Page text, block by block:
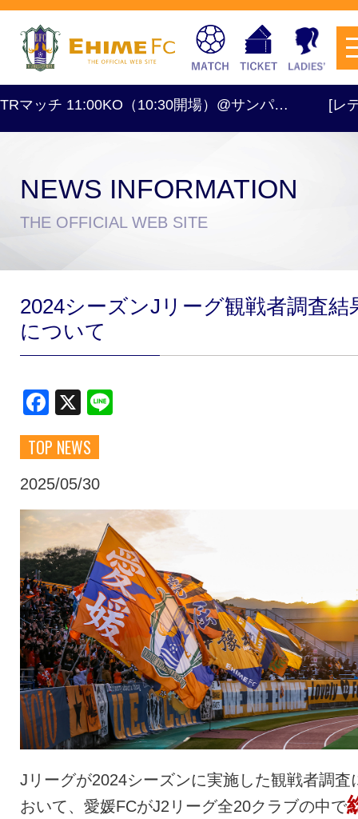
試合日程・結果
スクール
ファンクラブ
チケットを購入
トップチーム
スポンサー グッズ
特設ページ
ッチ 11:00KO（10:30開場）@サンパ… [レディ
NEWS INFORMATION
THE OFFICIAL WEB SITE
2024シーズンJリーグ観戦者調査結
について
Facebook
X
TOP NEWS
2025/05/30
Jリーグが2024シーズンに実施した観戦者調査
おいて、愛媛FCがJ2リーグ全20クラブの中で